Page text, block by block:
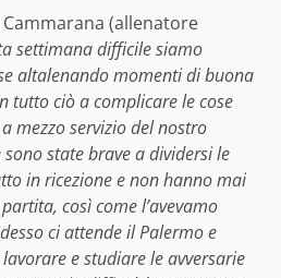
(allenatore
settimana difficile siamo
altalenando momenti di buona
tutto ciò a complicare le cose
mezzo servizio del nostro
state brave a dividersi le
in ricezione e non hanno mai
così come l’avevamo
ci attende il Palermo e
e studiare le avversarie